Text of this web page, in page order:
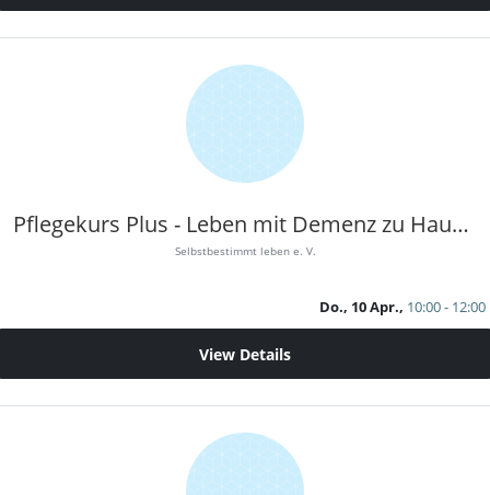
Pflegekurs Plus - Leben mit Demenz zu Hause 1
Selbstbestimmt leben e. V.
Do., 10 Apr., 10:00 - 12:00
View Details